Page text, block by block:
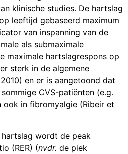
klinische studies. De hartslag
leeftijd gebaseerd maximum
van inspanning van de
als submaximale
maximale hartslagrespons op
sterk in de algemene
en er is aangetoond dat
CVS-patiënten (e.g.
ook in fibromyalgie (Ribeir et
wordt de peak
(RER) (nvdr. de piek